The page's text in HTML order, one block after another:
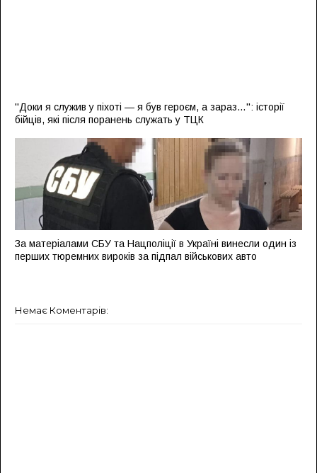
''Доки я служив у піхоті — я був героєм, а зараз…'': історії
бійців, які після поранень служать у ТЦК
За матеріалами СБУ та Нацполіції в Україні винесли один із
перших тюремних вироків за підпал військових авто
Немає Коментарів: